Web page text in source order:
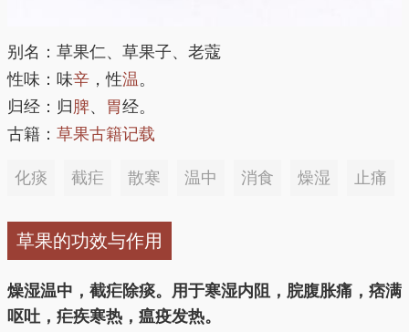
别名：草果仁、草果子、老蔻
性味：味辛 ，性温。
归经：归 脾、 胃经。
古籍： 草果古籍记载
化痰 截疟 散寒 温中 消食 燥湿 止痛
草果的功效与作用
燥湿温中，截疟除痰。用于寒湿内阻，脘腹胀痛，痞满
呕吐，疟疾寒热，瘟疫发热。